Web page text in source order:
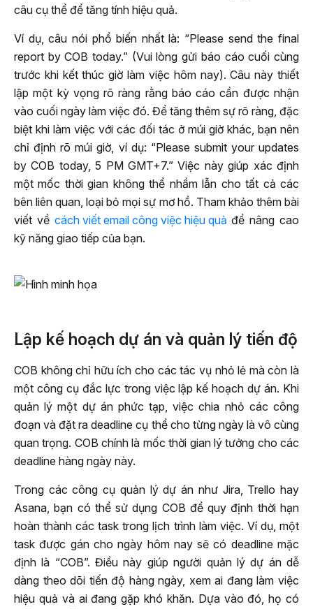
câu cụ thể để tăng tính hiệu quả.
Ví dụ, câu nói phổ biến nhất là: “Please send the final
report by COB today.” (Vui lòng gửi báo cáo cuối cùng
trước khi kết thúc giờ làm việc hôm nay). Câu này thiết
lập một kỳ vọng rõ ràng rằng báo cáo cần được nhận
vào cuối ngày làm việc đó. Để tăng thêm sự rõ ràng, đặc
biệt khi làm việc với các đối tác ở múi giờ khác, bạn nên
chỉ định rõ múi giờ, ví dụ: “Please submit your updates
by COB today, 5 PM GMT+7.” Việc này giúp xác định
một mốc thời gian không thể nhầm lẫn cho tất cả các
bên liên quan, loại bỏ mọi sự mơ hồ. Tham khảo thêm bài
viết về cách viết email công việc hiệu quả để nâng cao
kỹ năng giao tiếp của bạn.
Lập kế hoạch dự án và quản lý tiến độ
COB không chỉ hữu ích cho các tác vụ nhỏ lẻ mà còn là
một công cụ đắc lực trong việc lập kế hoạch dự án. Khi
quản lý một dự án phức tạp, việc chia nhỏ các công
đoạn và đặt ra deadline cụ thể cho từng ngày là vô cùng
quan trọng. COB chính là mốc thời gian lý tưởng cho các
deadline hàng ngày này.
Trong các công cụ quản lý dự án như Jira, Trello hay
Asana, bạn có thể sử dụng COB để quy định thời hạn
hoàn thành các task trong lịch trình làm việc. Ví dụ, một
task được gán cho ngày hôm nay sẽ có deadline mặc
định là “COB”. Điều này giúp người quản lý dự án dễ
dàng theo dõi tiến độ hàng ngày, xem ai đang làm việc
hiệu quả và ai đang gặp khó khăn. Dựa vào đó, họ có